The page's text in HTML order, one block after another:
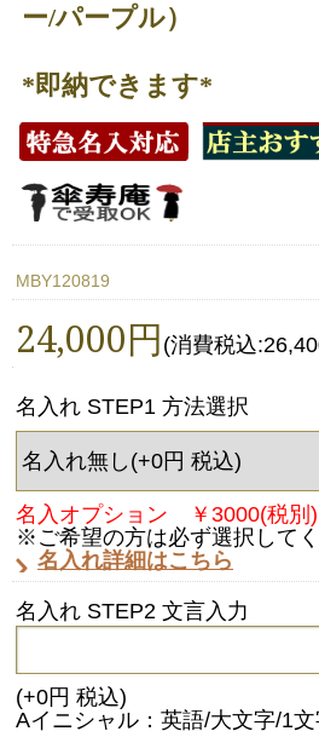
ー/パープル）
*即納できます*
MBY120819
24,000円 (消費税込
名入れ STEP1 方法選択
名入オプション ￥3000(税別)
※ご希望の方は必ず選択して
名入れ詳細はこちら
名入れ STEP2 文言入力
(+0円 税込)
Aイニシャル：英語/大文字/1